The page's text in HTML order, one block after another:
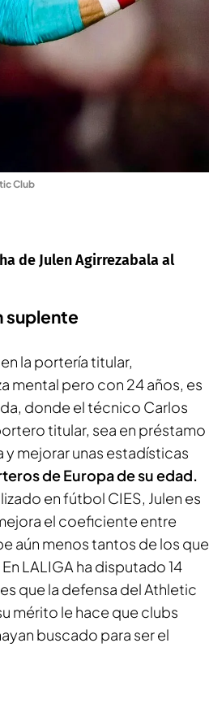
Club
de Julen Agirrezabala al
suplente
en la portería titular,
mental pero con 24 años, es
donde el técnico Carlos
titular, sea en préstamo
mejorar unas estadísticas
de Europa de su edad.
en fútbol CIES, Julen es
el coeficiente entre
aún menos tantos de los que
LALIGA ha disputado 14
que la defensa del Athletic
mérito le hace que clubs
buscado para ser el